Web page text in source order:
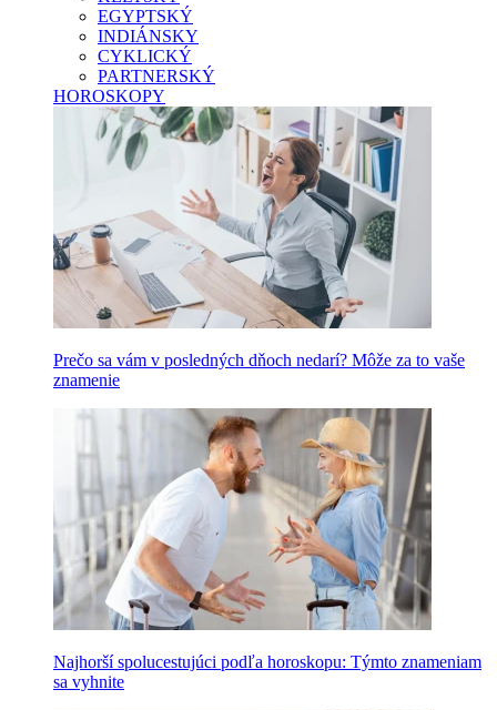
EGYPTSKÝ
INDIÁNSKY
CYKLICKÝ
PARTNERSKÝ
HOROSKOPY
Prečo sa vám v posledných dňoch nedarí? Môže za to vaše
znamenie
Najhorší spolucestujúci podľa horoskopu: Týmto znameniam
sa vyhnite